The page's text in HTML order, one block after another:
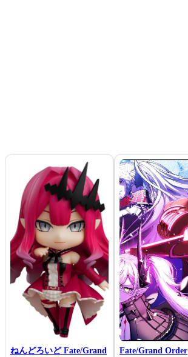
ねんどろいど Fate/Grand
Fate/Grand Order